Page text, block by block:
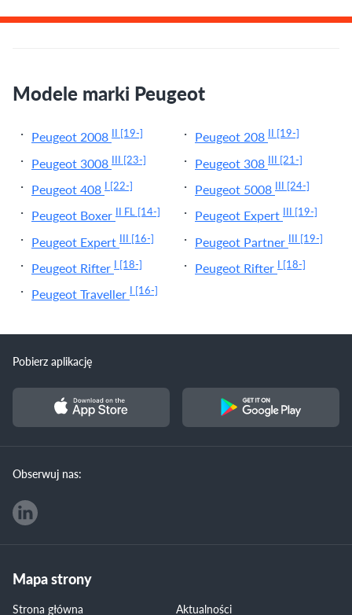
Modele marki Peugeot
Peugeot 2008 II [19-] Peugeot 208 II [19-]
Peugeot 3008 III [23-] Peugeot 308 III [21-]
Peugeot 408 I [22-] Peugeot 5008 III [24-]
Peugeot Boxer II FL [14-] Peugeot Expert III [19-]
Peugeot Expert III [16-] Peugeot Partner III [19-]
Peugeot Rifter I [18-] Peugeot Rifter I [18-]
Peugeot Traveller I [16-]
Pobierz aplikację
Obserwuj nas:
Mapa strony
Strona główna Aktualności